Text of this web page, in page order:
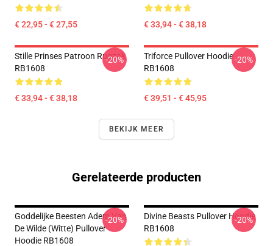
€ 22,95 - € 27,55 € 33,94 - € 38,18
Stille Prinses Patroon Rugzak
RB1608
€ 33,94 - € 38,18
-20%
Triforce Pullover Hoodie
RB1608
€ 39,51 - € 45,95
-20%
BEKIJK MEER
Gerelateerde producten
Goddelijke Beesten Adem Van
De Wilde (witte) Pullover
Hoodie RB1608
-20%
Divine Beasts Pullover Hoodie
RB1608
-20%